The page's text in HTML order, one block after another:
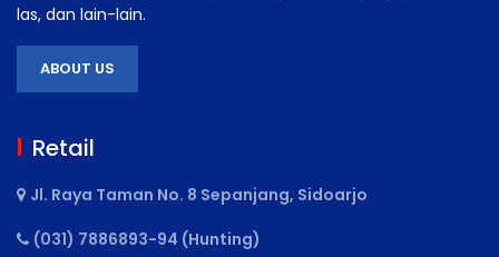
las, dan lain-lain.
ABOUT US
Retail
Jl. Raya Taman No. 8 Sepanjang, Sidoarjo
(031) 7886893-94 (Hunting)